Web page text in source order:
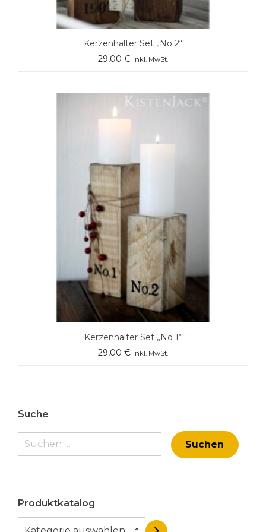
Kerzenhalter Set „No 2“
29,00 € inkl. MwSt.
Kerzenhalter Set „No 1“
29,00 € inkl. MwSt.
Suche
Suchen
nach:
Produktkatalog